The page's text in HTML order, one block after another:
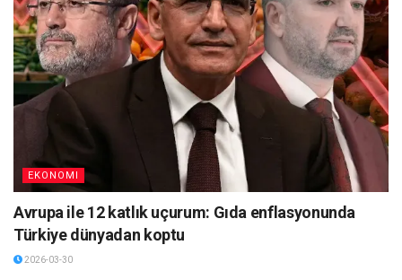
EKONOMI
Avrupa ile 12 katlık uçurum: Gıda enflasyonunda
Türkiye dünyadan koptu
2026-03-30